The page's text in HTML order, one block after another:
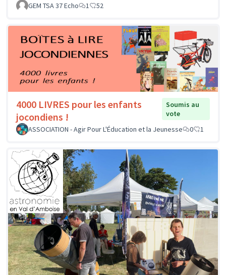
GEM TSA 37 Echo
1 52
4000 LIVRES pour les enfants
jocondiens !
Soumis au
vote
ASSOCIATION - Agir Pour L'Éducation et la Jeunesse
0 1